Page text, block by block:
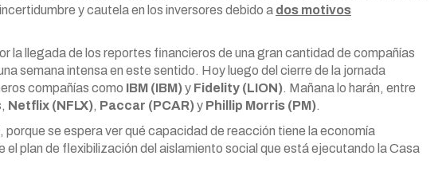
y cautela en los inversores debido a dos motivos
la llegada de los reportes financieros de una gran cantidad de compañías
semana intensa en este sentido. Hoy luego del cierre de la jornada
compañías como IBM (IBM)y Fidelity (LION). Mañana lo harán, entre
Netflix (NFLX), Paccar (PCAR)y Phillip Morris (PM).
, porque se espera ver qué capacidad de reacción tiene la economía
el plan de flexibilización del aislamiento social que está ejecutando la Casa